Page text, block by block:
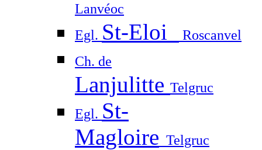
Lanvéoc
Egl. St-Eloi
Roscanvel
Ch. de
Lanjulitte Telgruc
Egl. St-
Magloire Telgruc